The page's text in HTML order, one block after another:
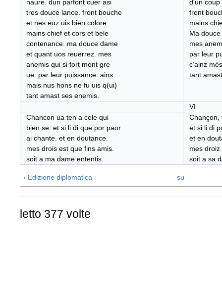
naure. dun parfont cuer asi
tres douce lance. front bouche
et nes euz uis bien colore.
mains chief et cors et bele
contenance. ma douce dame
et quant uos reuerrez. mes
anemis qui si fort mont gre
ue. par leur puissance. ains
mais nus hons ne fu uis q(ui)
tant amast ses enemis.
d'un coup
front
mains
Ma
mes
par leur
c’ainz
tant
VI
Chancon ua ten a cele qui
bien se. et si li di que por paor
ai chante. et en doutance.
mes drois est que fins amis.
soit a ma dame ententis.
Chançon,
et si li di
et en
mes droiz
soit a sa
‹ Edizione diplomatica su
letto 377 volte